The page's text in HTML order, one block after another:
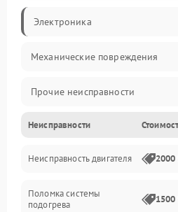
Электроника
Механические повреждения
Прочие неисправности
Управление
Проблемы с массажем
Включение и питание
Неисправности
Неисправность двигателя 2000
Поломка системы
подогрева
1500